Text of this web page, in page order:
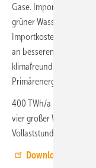
Gase. Importierter
grüner Wasserstoff
Importkosten werden
an besseren Standorten
klimafreundliche Gase
Primärenergiebedarfes
400 TWh/a
vier großer
Vollaststunden).
Download der